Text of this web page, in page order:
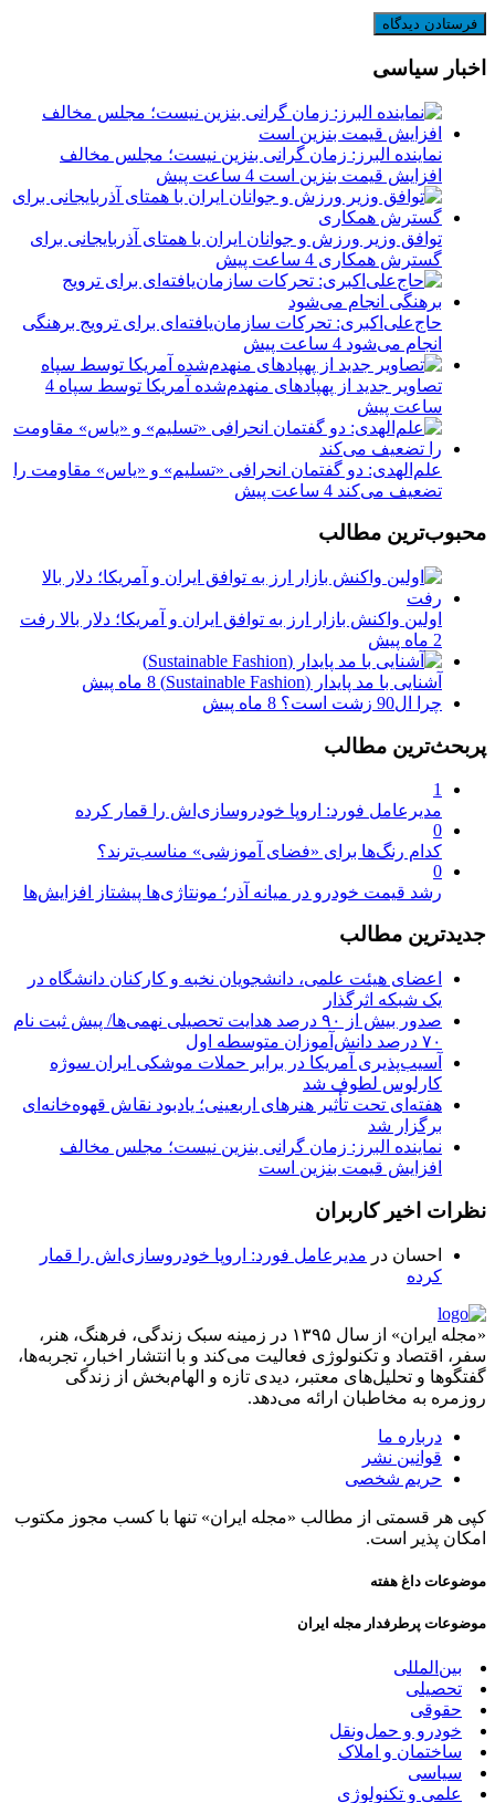
اخبار سیاسی
نماینده البرز: زمان گرانی بنزین نیست؛ مجلس مخالف
افزایش قیمت بنزین است 4 ساعت پیش
توافق وزیر ورزش و جوانان ایران با همتای آذربایجانی برای
گسترش همکاری 4 ساعت پیش
حاج‌علی‌اکبری: تحرکات سازمان‌یافته‌ای برای ترویج برهنگی
انجام می‌شود 4 ساعت پیش
تصاویر جدید از پهپادهای منهدم‌شده آمریکا توسط سپاه 4
ساعت پیش
علم‌الهدی: دو گفتمان انحرافی «تسلیم» و «یاس» مقاومت را
تضعیف می‌کند 4 ساعت پیش
محبوب‌ترین مطالب
اولین واکنش بازار ارز به توافق ایران و آمریکا؛ دلار بالا رفت
2 ماه پیش
آشنایی با مد پایدار (Sustainable Fashion)
8 ماه پیش
چرا ال90 زشت است؟
8 ماه پیش
پربحث‌ترین مطالب
1
مدیرعامل فورد: اروپا خودروسازی‌اش را قمار کرده
0
کدام رنگ‌ها برای «فضای آموزشی» مناسب‌ترند؟
0
رشد قیمت خودرو در میانه آذر؛ مونتاژی‌ها پیشتاز افزایش‌ها
جدیدترین مطالب
اعضای هیئت علمی، دانشجویان نخبه و کارکنان دانشگاه در
یک شبکه‌ اثرگذار
صدور بیش از ۹۰ درصد هدایت تحصیلی نهمی‌ها/ پیش ثبت نام
۷۰ درصد دانش‌آموزان متوسطه اول
آسیب‌پذیری آمریکا در برابر حملات موشکی ایران سوژه
کارلوس لطوف شد
هفته‌ای تحت تأثیر هنرهای اربعینی؛ یادبود نقاش قهوه‌خانه‌ای
برگزار شد
نماینده البرز: زمان گرانی بنزین نیست؛ مجلس مخالف
افزایش قیمت بنزین است
نظرات اخیر کاربران
احسان در مدیرعامل فورد: اروپا خودروسازی‌اش را قمار
کرده
«مجله ایران» از سال ۱۳۹۵ در زمینه سبک زندگی، فرهنگ، هنر،
سفر، اقتصاد و تکنولوژی فعالیت می‌کند و با انتشار اخبار، تجربه‌ها،
گفتگوها و تحلیل‌های معتبر، دیدی تازه و الهام‌بخش از زندگی
روزمره به مخاطبان ارائه می‌دهد.
درباره ما
قوانین نشر
حریم شخصی
کپی هر قسمتی از مطالب «مجله ایران» تنها با کسب مجوز مکتوب
امکان پذیر است.
موضوعات داغ هفته
موضوعات پرطرفدار مجله ایران
بین‌المللی
تحصیلی
حقوقی
خودرو و حمل‌و‌نقل
ساختمان و املاک
سیاسی
علمی و تکنولوژی